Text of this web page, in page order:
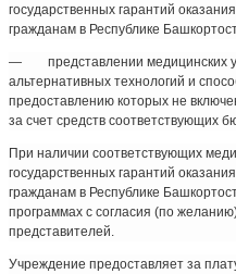
государственных гарантий
гражданам в Республике
— представлении медицинских
альтернативных технологий и
предоставлению которых не
за счет средств соответствующих
При наличии соответствующих
государственных гарантий
гражданам в Республике
программах с согласия (по
представителей.
Учреждение предоставляет за